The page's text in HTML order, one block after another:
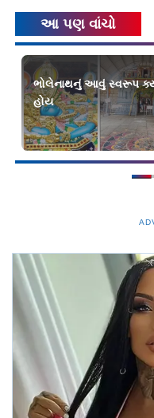
આ પણ વાંચો
ભોલેનાથનું આવું સ્વરૂપ
હોય